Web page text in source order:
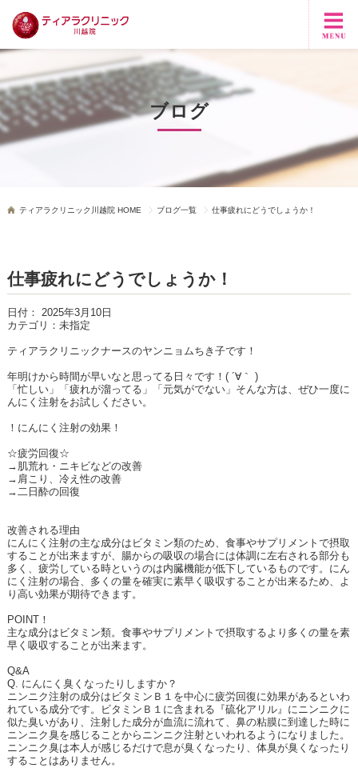
ブログ
ティアラクリニック川越院 HOME ブログ一覧 仕事疲れにどうでしょうか！
仕事疲れにどうでしょうか！
日付： 2025年3月10日
カテゴリ： 未指定
ティアラクリニックナースのヤンニョムちき子です！
年明けから時間が早いなと思ってる日々です！( ´∀｀ )
「忙しい」「疲れが溜ってる」「元気がでない」そんな方は、ぜひ一度に
んにく注射をお試しください。
！にんにく注射の効果！
☆疲労回復☆
→肌荒れ・ニキビなどの改善
→肩こり、冷え性の改善
→二日酔の回復
改善される理由
にんにく注射の主な成分はビタミン類のため、食事やサプリメントで摂取
することが出来ますが、腸からの吸収の場合には体調に左右される部分も
多く、疲労している時というのは内臓機能が低下しているものです。にん
にく注射の場合、多くの量を確実に素早く吸収することが出来るため、よ
り高い効果が期待できます。
POINT！
主な成分はビタミン類。食事やサプリメントで摂取するより多くの量を素
早く吸収することが出来ます。
Q&A
Q. にんにく臭くなったりしますか？
ニンニク注射の成分はビタミンＢ１を中心に疲労回復に効果があるといわ
れている成分です。ビタミンＢ１に含まれる『硫化アリル』にニンニクに
似た臭いがあり、注射した成分が血流に流れて、鼻の粘膜に到達した時に
ニンニク臭を感じることからニンニク注射といわれるようになりました。
ニンニク臭は本人が感じるだけで息が臭くなったり、体臭が臭くなったり
することはありません。